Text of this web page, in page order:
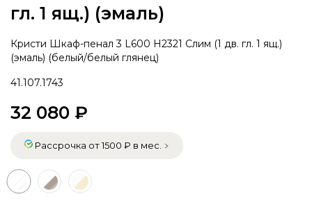
гл. 1 ящ.) (эмаль)
Кристи Шкаф-пенал 3 L600 H2321 Слим (1 дв. гл. 1 ящ.)
(эмаль) (белый/белый глянец)
41.107.1743
32 080 ₽
Рассрочка от 1500 ₽ в мес.